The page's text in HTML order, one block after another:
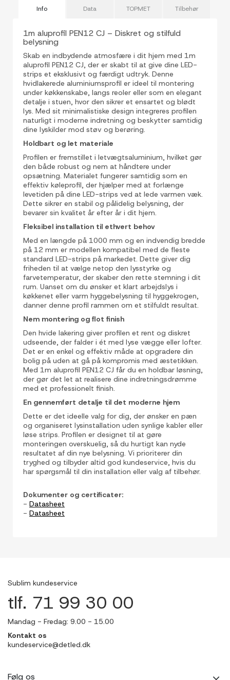
Info Data TOPMET Tilbehør
1m aluprofil PEN12 CJ – Diskret og stilfuld
belysning
Skab en indbydende atmosfære i dit hjem med 1m
aluprofil PEN12 CJ, der er skabt til at give dine LED-
strips et eksklusivt og færdigt udtryk. Denne
hvidlakerede aluminiumsprofil er ideel til montering
under køkkenskabe, langs reoler eller som en elegant
detalje i stuen, hvor den sikrer et ensartet og blødt
lys. Med sit minimalistiske design integreres profilen
naturligt i moderne indretning og beskytter samtidig
dine lyskilder mod støv og berøring.
Holdbart og let materiale
Profilen er fremstillet i letvægtsaluminium, hvilket gør
den både robust og nem at håndtere under
opsætning. Materialet fungerer samtidig som en
effektiv køleprofil, der hjælper med at forlænge
levetiden på dine LED-strips ved at lede varmen væk.
Dette sikrer en stabil og pålidelig belysning, der
bevarer sin kvalitet år efter år i dit hjem.
Fleksibel installation til ethvert behov
Med en længde på 1000 mm og en indvendig bredde
på 12 mm er modellen kompatibel med de fleste
standard LED-strips på markedet. Dette giver dig
friheden til at vælge netop den lysstyrke og
farvetemperatur, der skaber den rette stemning i dit
rum. Uanset om du ønsker et klart arbejdslys i
køkkenet eller varm hyggebelysning til hyggekrogen,
danner denne profil rammen om et stilfuldt resultat.
Nem montering og flot finish
Den hvide lakering giver profilen et rent og diskret
udseende, der falder i ét med lyse vægge eller lofter.
Det er en enkel og effektiv måde at opgradere din
bolig på uden at gå på kompromis med æstetikken.
Med 1m aluprofil PEN12 CJ får du en holdbar løsning,
der gør det let at realisere dine indretningsdrømme
med et professionelt finish.
En gennemført detalje til det moderne hjem
Dette er det ideelle valg for dig, der ønsker en pæn
og organiseret lysinstallation uden synlige kabler eller
løse strips. Profilen er designet til at gøre
monteringen overskuelig, så du hurtigt kan nyde
resultatet af din nye belysning. Vi prioriterer din
tryghed og tilbyder altid god kundeservice, hvis du
har spørgsmål til din installation eller valg af tilbehør.
Dokumenter og certificater:
- Datasheet
- Datasheet
Sublim kundeservice
tlf. 71 99 30 00
Mandag - Fredag: 9.00 - 15.00
Kontakt os
kundeservice@detled.dk
Følg os